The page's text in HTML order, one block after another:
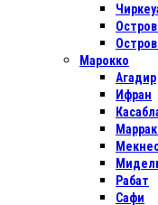
Марокко
Агадир
Ифран
Рабат
Сафи